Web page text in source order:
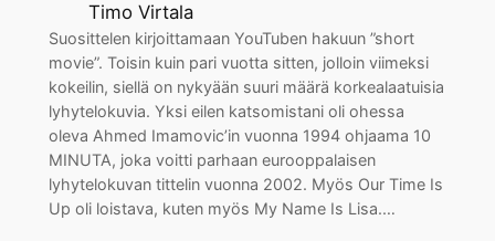
Timo Virtala
Suosittelen kirjoittamaan YouTuben hakuun ”short
movie”. Toisin kuin pari vuotta sitten, jolloin viimeksi
kokeilin, siellä on nykyään suuri määrä korkealaatuisia
lyhytelokuvia. Yksi eilen katsomistani oli ohessa
oleva Ahmed Imamovic’in vuonna 1994 ohjaama 10
MINUTA, joka voitti parhaan eurooppalaisen
lyhytelokuvan tittelin vuonna 2002. Myös Our Time Is
Up oli loistava, kuten myös My Name Is Lisa.…